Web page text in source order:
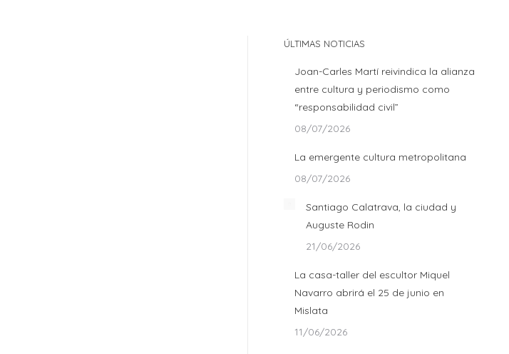
ÚLTIMAS NOTICIAS
Joan-Carles Martí reivindica la alianza
entre cultura y periodismo como
“responsabilidad civil”
08/07/2026
La emergente cultura metropolitana
08/07/2026
Santiago Calatrava, la ciudad y
Auguste Rodin
21/06/2026
La casa-taller del escultor Miquel
Navarro abrirá el 25 de junio en
Mislata
11/06/2026